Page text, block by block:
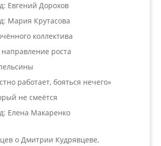
Евгений Дорохов
Мария Крутасова
коллектива
роста
работает, бояться нечего»
не смеётся
Елена Макаренко
о Дмитрии Кудрявцеве,